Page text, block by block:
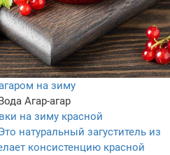
на зиму
Агар-агар
на зиму красной
натуральный загуститель из
консистенцию красной